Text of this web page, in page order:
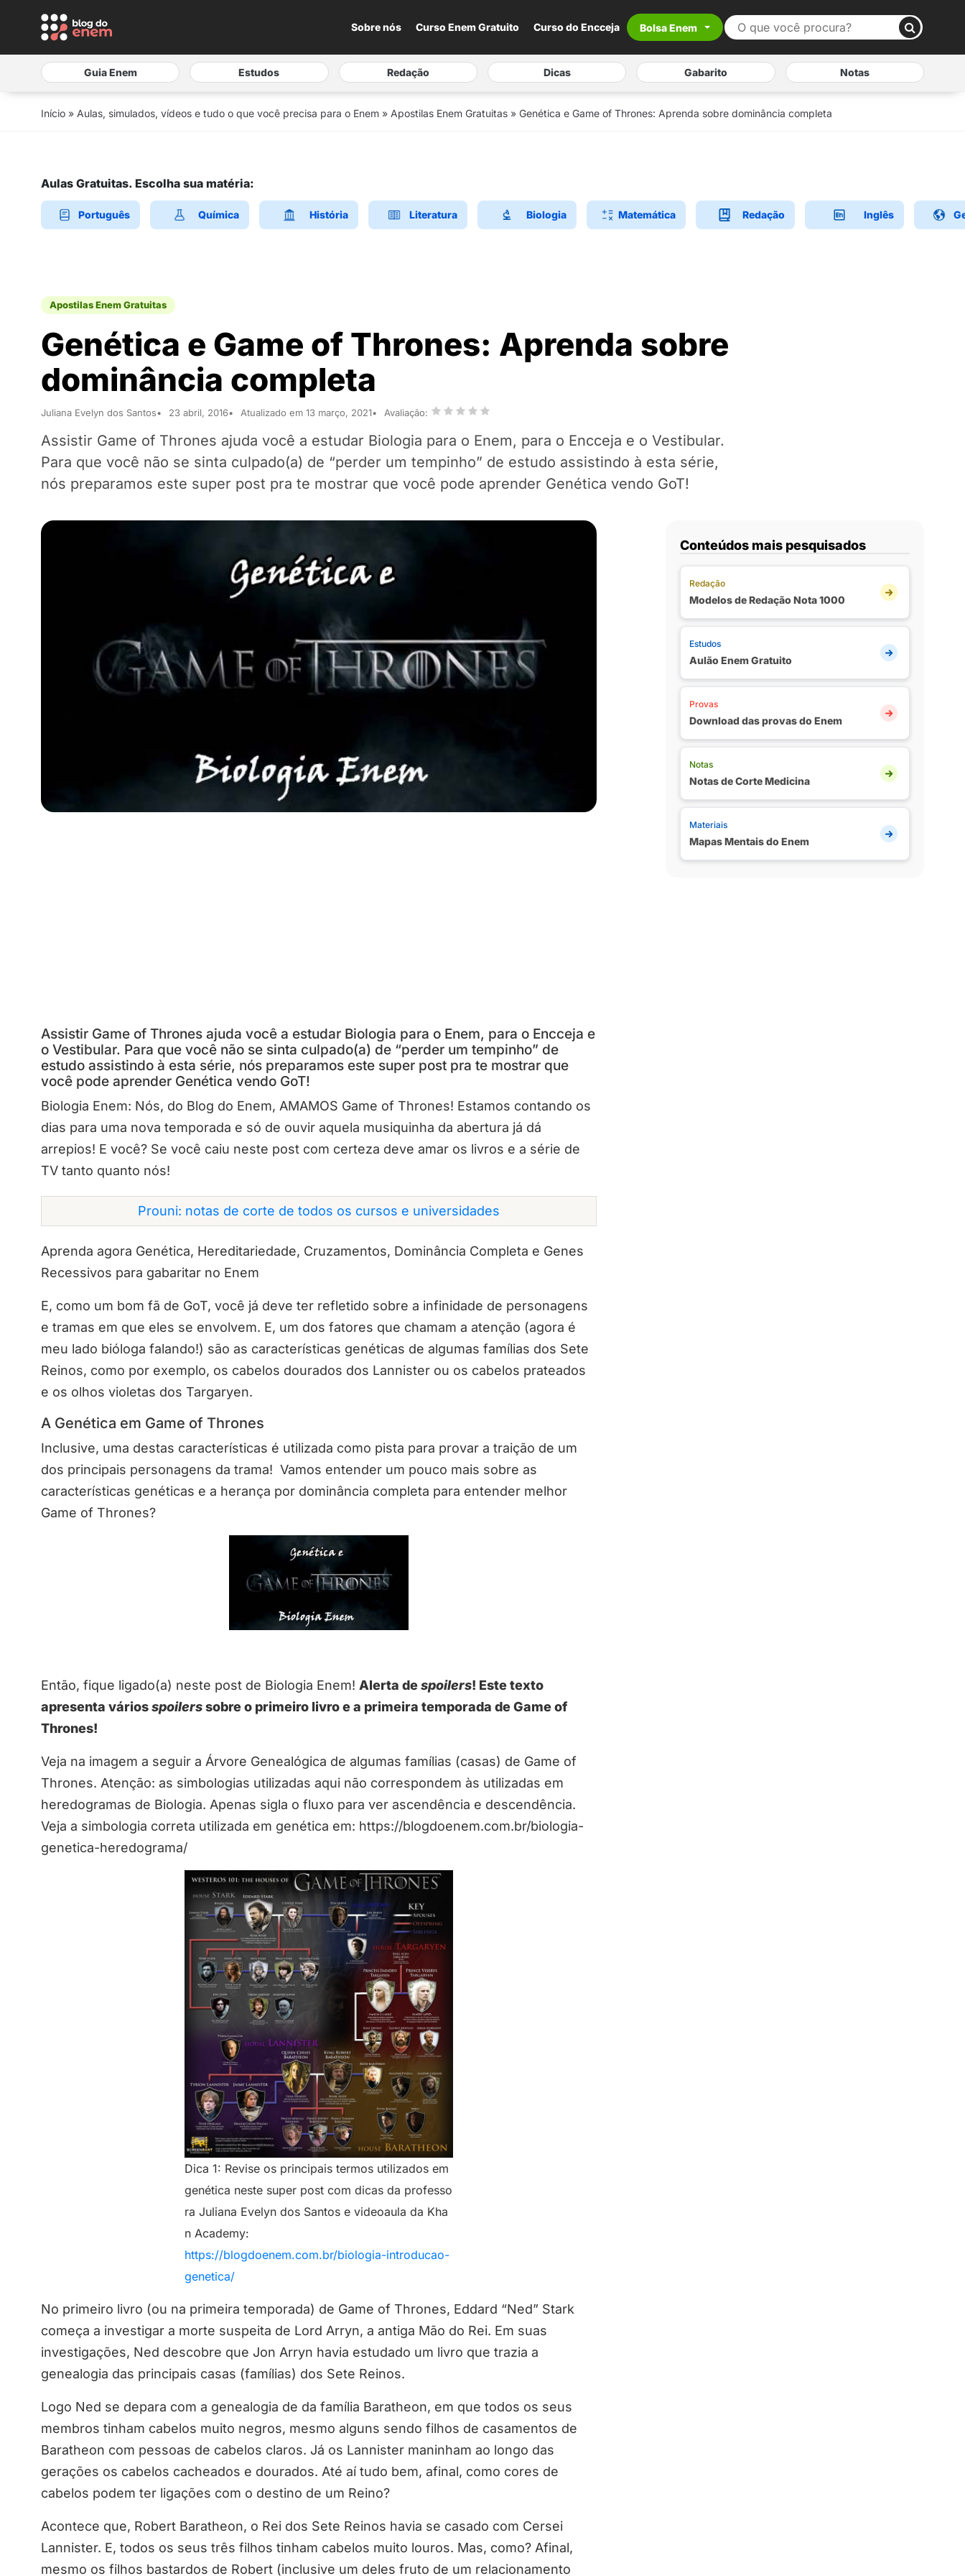
Sobre nós Curso Enem Gratuito Curso do Encceja Bolsa Enem
Guia Enem Estudos Redação Dicas Gabarito Notas
Início » Aulas, simulados, vídeos e tudo o que você precisa para o Enem » Apostilas Enem Gratuitas » Genética e Game of Thrones: Aprenda sobre dominância completa
Aulas Gratuitas. Escolha sua matéria:
Português Química História Literatura Biologia Matemática Redação Inglês
Apostilas Enem Gratuitas
Genética e Game of Thrones: Aprenda sobre
dominância completa
Juliana Evelyn dos Santos 23 abril, 2016 Atualizado em 13 março, 2021 Avaliação:
Assistir Game of Thrones ajuda você a estudar Biologia para o Enem, para o Encceja e o Vestibular.
Para que você não se sinta culpado(a) de “perder um tempinho” de estudo assistindo à esta série,
nós preparamos este super post pra te mostrar que você pode aprender Genética vendo GoT!
Assistir Game of Thrones ajuda você a estudar Biologia para o Enem, para o Encceja e
o Vestibular. Para que você não se sinta culpado(a) de “perder um tempinho” de
estudo assistindo à esta série, nós preparamos este super post pra te mostrar que
você pode aprender Genética vendo GoT!
Biologia Enem: Nós, do Blog do Enem, AMAMOS Game of Thrones! Estamos contando os
dias para uma nova temporada e só de ouvir aquela musiquinha da abertura já dá
arrepios! E você? Se você caiu neste post com certeza deve amar os livros e a série de
TV tanto quanto nós!
Prouni: notas de corte de todos os cursos e universidades
Aprenda agora Genética, Hereditariedade, Cruzamentos, Dominância Completa e Genes
Recessivos para gabaritar no Enem
E, como um bom fã de GoT, você já deve ter refletido sobre a infinidade de personagens
e tramas em que eles se envolvem. E, um dos fatores que chamam a atenção (agora é
meu lado bióloga falando!) são as características genéticas de algumas famílias dos Sete
Reinos, como por exemplo, os cabelos dourados dos Lannister ou os cabelos prateados
e os olhos violetas dos Targaryen.
A Genética em Game of Thrones
Inclusive, uma destas características é utilizada como pista para provar a traição de um
dos principais personagens da trama! Vamos entender um pouco mais sobre as
características genéticas e a herança por dominância completa para entender melhor
Game of Thrones?
Então, fique ligado(a) neste post de Biologia Enem! Alerta despoilers! Este texto
apresenta váriosspoilerssobre o primeiro livro e a primeira temporada de Game of
Thrones!
Veja na imagem a seguir a Árvore Genealógica de algumas famílias (casas) de Game of
Thrones. Atenção: as simbologias utilizadas aqui não correspondem às utilizadas em
heredogramas de Biologia. Apenas sigla o fluxo para ver ascendência e descendência.
Veja a simbologia correta utilizada em genética em: https://blogdoenem.com.br/biologia-
genetica-heredograma/
Dica 1: Revise os principais termos utilizados em
genética neste super post com dicas da professo
ra Juliana Evelyn dos Santos e videoaula da Kha
n Academy:
https://blogdoenem.com.br/biologia-introducao-
genetica/
No primeiro livro (ou na primeira temporada) de Game of Thrones, Eddard “Ned” Stark
começa a investigar a morte suspeita de Lord Arryn, a antiga Mão do Rei. Em suas
investigações, Ned descobre que Jon Arryn havia estudado um livro que trazia a
genealogia das principais casas (famílias) dos Sete Reinos.
Logo Ned se depara com a genealogia de da família Baratheon, em que todos os seus
membros tinham cabelos muito negros, mesmo alguns sendo filhos de casamentos de
Baratheon com pessoas de cabelos claros. Já os Lannister maninham ao longo das
gerações os cabelos cacheados e dourados. Até aí tudo bem, afinal, como cores de
cabelos podem ter ligações com o destino de um Reino?
Acontece que, Robert Baratheon, o Rei dos Sete Reinos havia se casado com Cersei
Lannister. E, todos os seus três filhos tinham cabelos muito louros. Mas, como? Afinal,
mesmo os filhos bastardos de Robert (inclusive um deles fruto de um relacionamento
Conteúdos mais pesquisados
Redação
Modelos de Redação Nota 1000
Estudos
Aulão Enem Gratuito
Provas
Download das provas do Enem
Notas
Notas de Corte Medicina
Materiais
Mapas Mentais do Enem